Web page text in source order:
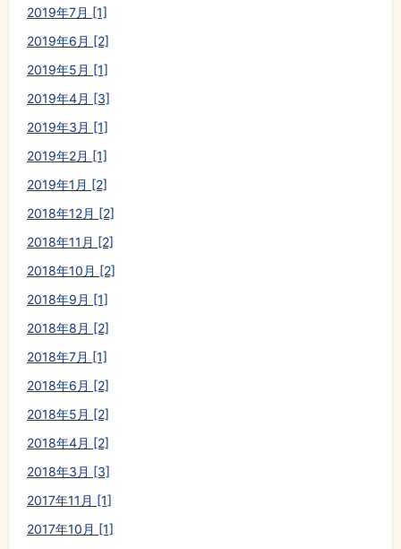
2019年7月 [1]
2019年6月 [2]
2019年5月 [1]
2019年4月 [3]
2019年3月 [1]
2019年2月 [1]
2019年1月 [2]
2018年12月 [2]
2018年11月 [2]
2018年10月 [2]
2018年9月 [1]
2018年8月 [2]
2018年7月 [1]
2018年6月 [2]
2018年5月 [2]
2018年4月 [2]
2018年3月 [3]
2017年11月 [1]
2017年10月 [1]